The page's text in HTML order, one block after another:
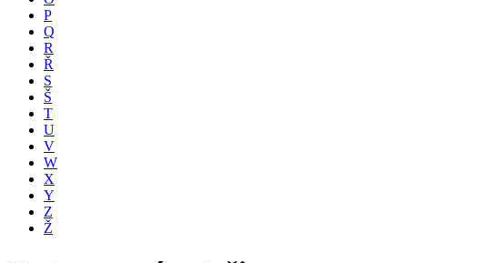
P
Q
R
Ř
S
Š
T
U
V
W
X
Y
Z
Ž